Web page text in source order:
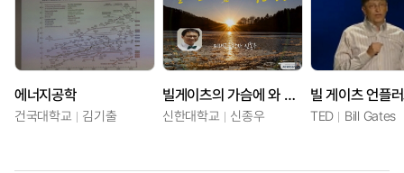
에너지공학
건국대학교 김기출
빌게이츠의 가슴에 와 닿은 명언
신한대학교 신종우
빌 게이츠 언플
TED Bill Gates